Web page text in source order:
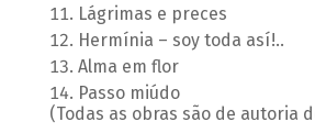
Lágrimas e preces
Hermínia – soy toda así!..
Alma em flor
Passo miúdo
(Todas as obras são de autoria